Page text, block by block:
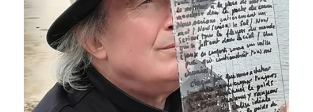
Serge Pey. Photo C. Mulas